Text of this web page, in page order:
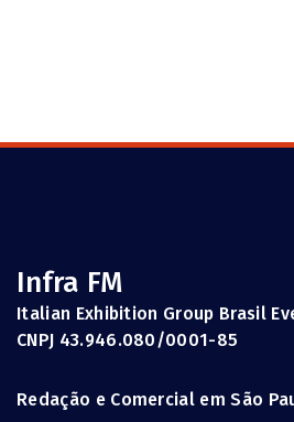
Infra FM
Italian Exhibition Group Brasil
CNPJ 43.946.080/0001-85
Redação e Comercial em São